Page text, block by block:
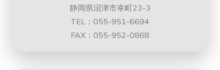
静岡県沼津市幸町23-3
TEL：055-951-6694
FAX：055-952-0868